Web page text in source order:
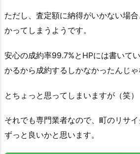
ただし、査定額に納得がいかない場
かってしまうようです。
安心の成約率99.7%とHPには書いて
かるから成約するしかなかったんじゃ
とちょっと思ってしまいますが（笑）
それでも専門業者なので、町のリサ
ずっと良いかと思います。